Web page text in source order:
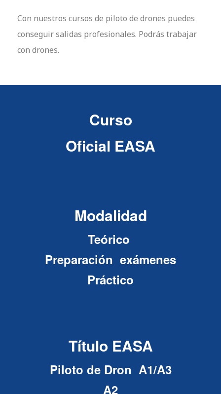
Con nuestros cursos de piloto de drones puedes
conseguir salidas profesionales. Podrás trabajar
con drones.
Curso
Oficial EASA
Modalidad
Teórico
Preparación exámenes
Práctico
Título EASA
Piloto de Dron A1/A3
A2